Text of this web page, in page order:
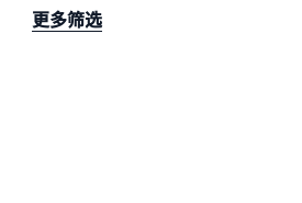
更多筛选